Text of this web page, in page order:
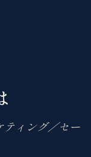
ティング／セー